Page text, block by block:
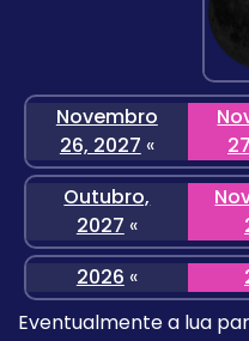
Novembro
26, 2027 «
Outubro,
2027 «
2026 «
Eventualmente a lua